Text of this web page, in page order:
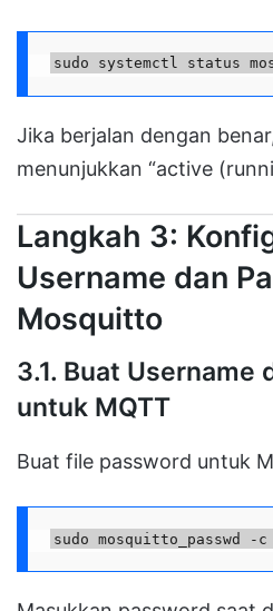
sudo systemctl status
Jika berjalan dengan
menunjukkan “active
Langkah 3:
Username dan
Mosquitto
3.1. Buat Username
untuk MQTT
Buat file password untuk
sudo mosquitto_passwd